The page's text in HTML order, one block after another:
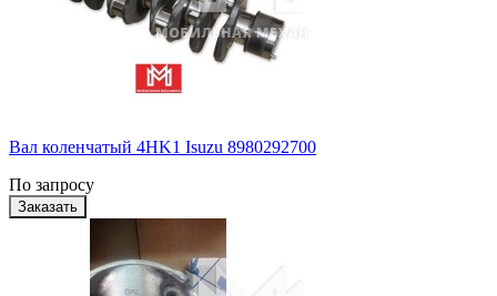
Вал коленчатый 4HK1 Isuzu 8980292700
По запросу